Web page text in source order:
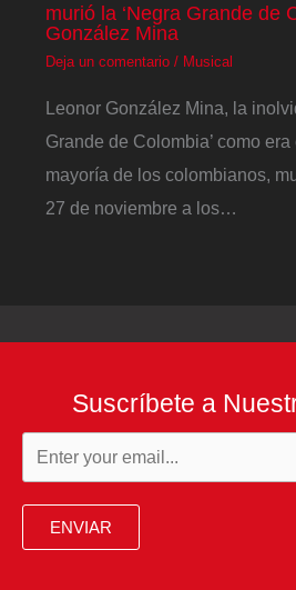
murió la ‘Negra Grande de
González Mina
Deja un comentario / Musical
Leonor González Mina, la
Grande de Colombia’ como
mayoría de los colombianos,
27 de noviembre a los…
Suscríbete a
ENVIAR